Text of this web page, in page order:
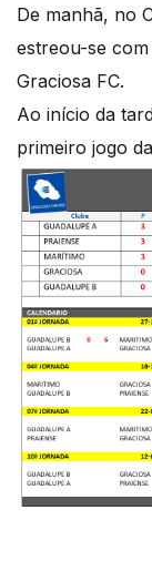
De manhã, no
estreou-se
Graciosa FC.
Ao início da
primeiro jogo